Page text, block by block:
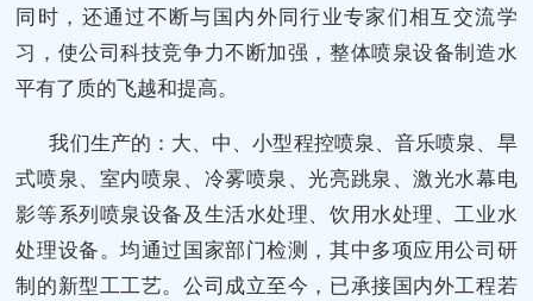
同时，还通过不断与国内外同行业专家们相互交流学
习，使公司科技竞争力不断加强，整体喷泉设备制造水
平有了质的飞越和提高。
我们生产的：大、中、小型程控喷泉、音乐喷泉、旱
式喷泉、室内喷泉、冷雾喷泉、光亮跳泉、激光水幕电
影等系列喷泉设备及生活水处理、饮用水处理、工业水
处理设备。均通过国家部门检测，其中多项应用公司研
制的新型工工艺。公司成立至今，已承接国内外工程若